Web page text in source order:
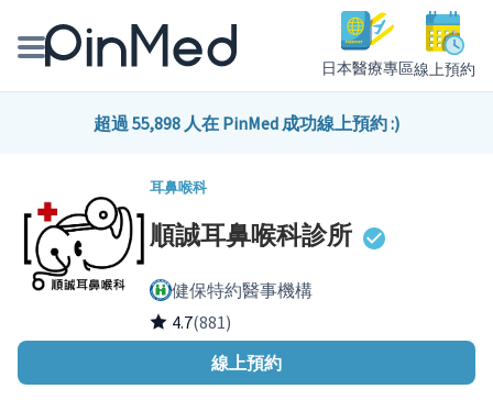
日本醫療專區線上預約
線上預約醫師、院所
健康主題館
我是醫療人員
超過 55,898 人在 PinMed 成功線上預約 :)
耳鼻喉科
順誠耳鼻喉科診所
健保特約醫事機構
4.7(881)
線上預約